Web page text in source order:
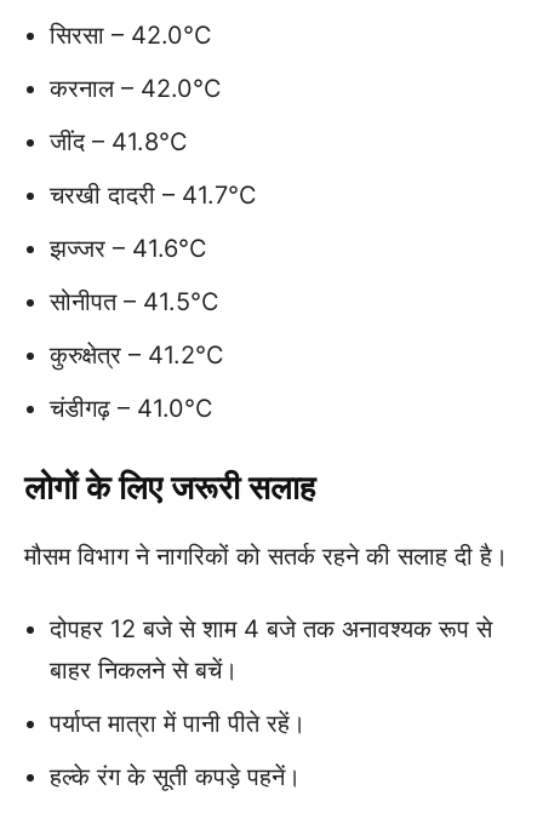
सिरसा – 42.0°C
करनाल – 42.0°C
जींद – 41.8°C
चरखी दादरी – 41.7°C
झज्जर – 41.6°C
सोनीपत – 41.5°C
कुरुक्षेत्र – 41.2°C
चंडीगढ़ – 41.0°C
लोगों के लिए जरूरी सलाह
मौसम विभाग ने नागरिकों को सतर्क रहने की सलाह दी है।
दोपहर 12 बजे से शाम 4 बजे तक अनावश्यक रूप से
बाहर निकलने से बचें।
पर्याप्त मात्रा में पानी पीते रहें।
हल्के रंग के सूती कपड़े पहनें।